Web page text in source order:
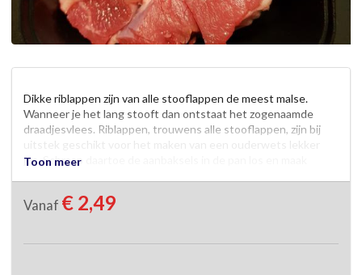
Dikke riblappen zijn van alle stooflappen de meest malse.
Wanneer je het lang stooft dan ontstaat het zogenaamde
draadjesvlees. Riblappen, trouwens alle stooflappen, zijn bij
uitstek geschikt voor het maken van een ouderwets lekker
jus. Schraap daartoe de aanbaksels in de pan los en maak
Toon meer
Vanaf € 2,49